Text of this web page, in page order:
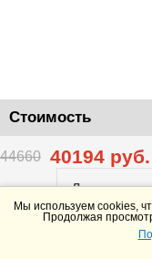
Стоимость
44660 40194 руб.
До конца
Telegram
Мы используем cookies,
Продолжая